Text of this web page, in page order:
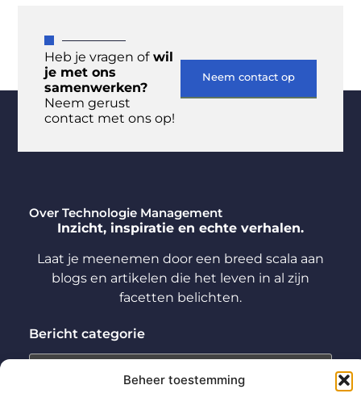
Beheer toestemming
Heb je vragen ofwil
je met ons
samenwerken?
Neem gerust
contact met ons op!
Neem contact op
Over Technologie Management
Inzicht, inspiratie en echte verhalen.
Laat je meenemen door een breed scala aan
blogs en artikelen die het leven in al zijn
facetten belichten.
Bericht categorie